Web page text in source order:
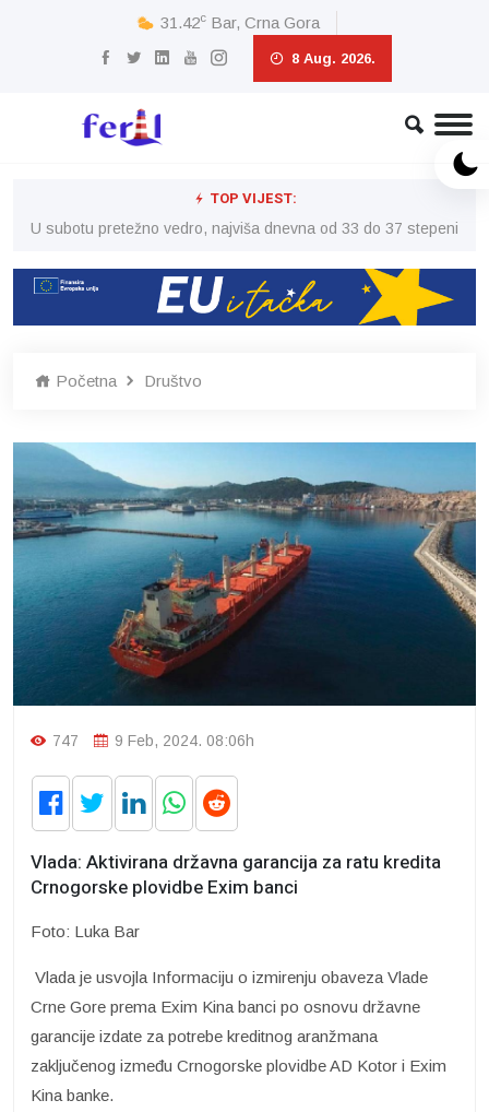
31.42c Bar, Crna Gora
8 Aug. 2026.
TOP VIJEST:
U subotu pretežno vedro, najviša dnevna od 33 do 37 stepeni
Početna Društvo
747 9 Feb, 2024. 08:06h
Vlada: Aktivirana državna garancija za ratu kredita
Crnogorske plovidbe Exim banci
Foto: Luka Bar
Vlada je usvojla Informaciju o izmirenju obaveza Vlade
Crne Gore prema Exim Kina banci po osnovu državne
garancije izdate za potrebe kreditnog aranžmana
zaključenog između Crnogorske plovidbe AD Kotor i Exim
Kina banke.